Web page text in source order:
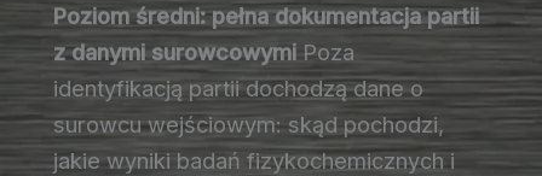
Poziom średni: pełna dokumentacja partii
z danymi surowcowymi Poza
identyfikacją partii dochodzą dane o
surowcu wejściowym: skąd pochodzi,
jakie wyniki badań fizykochemicznych i